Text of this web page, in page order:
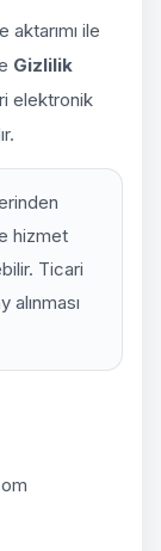
ile
Gizlilik
elektronik
hizmet
Ticari